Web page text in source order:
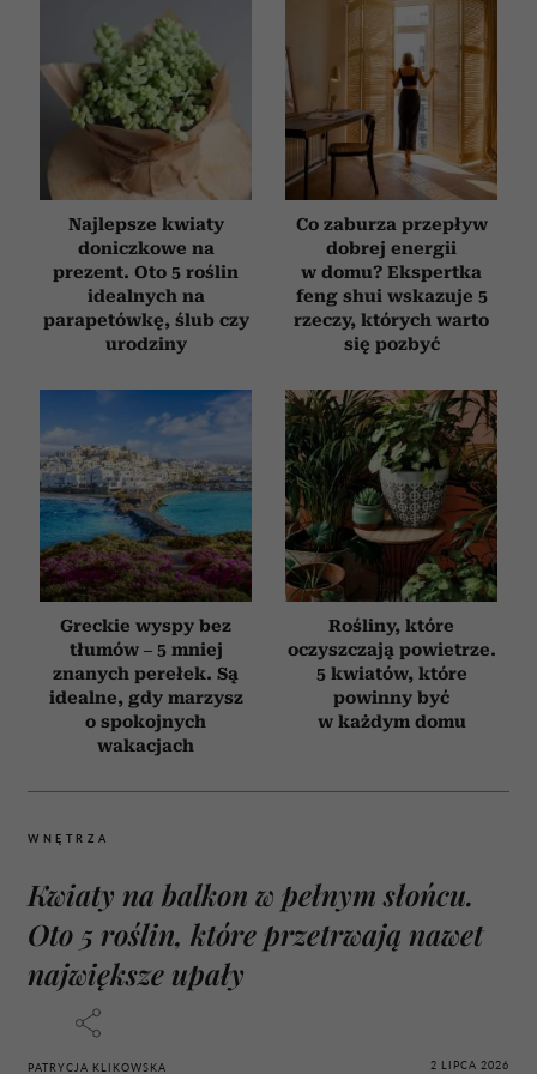
Najlepsze kwiaty
doniczkowe na
prezent. Oto 5 roślin
idealnych na
parapetówkę, ślub czy
urodziny
Co zaburza przepływ
dobrej energii
w domu? Ekspertka
feng shui wskazuje 5
rzeczy, których warto
się pozbyć
Greckie wyspy bez
tłumów – 5 mniej
znanych perełek. Są
idealne, gdy marzysz
o spokojnych
wakacjach
Rośliny, które
oczyszczają powietrze.
5 kwiatów, które
powinny być
w każdym domu
WNĘTRZA
Kwiaty na balkon w pełnym słońcu.
Oto 5 roślin, które przetrwają nawet
największe upały
PATRYCJA KLIKOWSKA 2 LIPCA 2026